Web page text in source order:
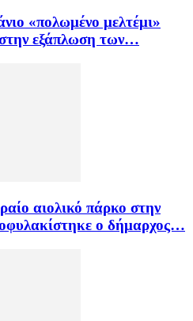
«πολωμένο μελτέμι»
εξάπλωση των…
αιολικό πάρκο στην
ο δήμαρχος…